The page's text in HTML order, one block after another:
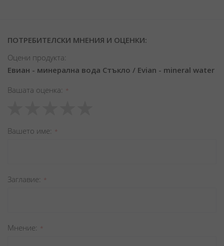
ПОТРЕБИТЕЛСКИ МНЕНИЯ И ОЦЕНКИ:
Оцени продукта:
Евиан - минерална вода Стъкло / Evian - mineral water
Вашата оценка
star
stars
stars
stars
stars
Вашето име
Заглавиe
Мнение